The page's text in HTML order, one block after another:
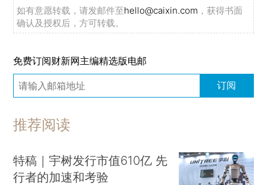
如有意愿转载，请发邮件至hello@caixin.com ，获得书面
确认及授权后，方可转载。
免费订阅财新网主编精选版电邮
订阅
推荐阅读
特稿｜宇树发行市值610亿 先
行者的加速和考验